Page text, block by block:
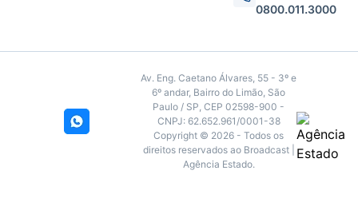
0800.011.3000
Av. Eng. Caetano Álvares, 55 - 3º e
6º andar, Bairro do Limão, São
Paulo / SP, CEP 02598-900 -
CNPJ: 62.652.961/0001-38
Copyright © 2026 - Todos os
direitos reservados ao Broadcast |
Agência Estado.